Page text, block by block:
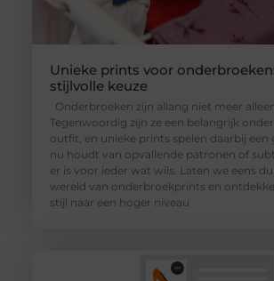
Unieke prints voor
stijlvolle keuze
Onderbroeken zijn allang niet meer
Tegenwoordig zijn ze een belangrijk
outfit, en unieke prints spelen daarbij een
nu houdt van opvallende patronen of
er is voor ieder wat wils. Laten we eens
wereld van onderbroekprints en
stijl naar een hoger niveau